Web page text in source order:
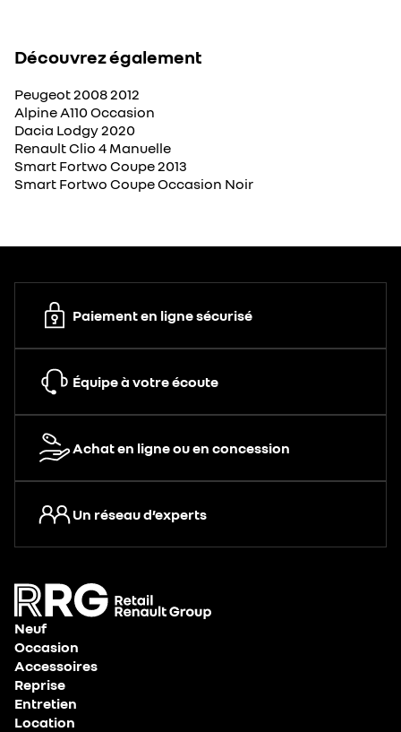
Découvrez également
Peugeot 2008 2012
Alpine A110 Occasion
Dacia Lodgy 2020
Renault Clio 4 Manuelle
Smart Fortwo Coupe 2013
Smart Fortwo Coupe Occasion Noir
Paiement en ligne sécurisé
Équipe à votre écoute
Achat en ligne ou en concession
Un réseau d’experts
Neuf
Occasion
Accessoires
Reprise
Entretien
Location